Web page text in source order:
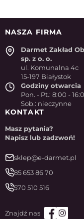
NASZA FIRMA
Darmet Zakład
sp. z o. o.
ul. Komunalna 4c
15-197 Białystok
Godziny otwarcia
Pon. - Pt.: 8:00 -
Sob.: nieczynne
KONTAKT
Masz pytania?
Napisz lub zadzwoń!
sklep@e-darmet.pl
85 653 86 70
570 510 516